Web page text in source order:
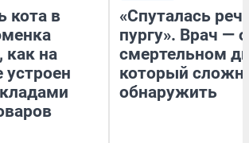
кота в
как на
«Спуталась
пургу». Врач — о
смертельном
который
обнаружить